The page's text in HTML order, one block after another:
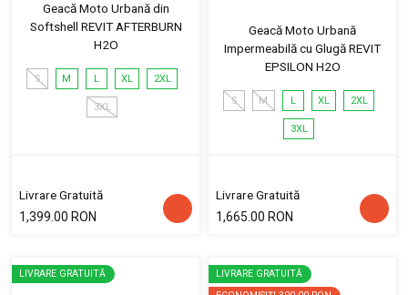
Geacă Moto Urbană din
Softshell REVIT AFTERBURN
H2O
S M L XL 2XL
3XL
Livrare Gratuită
1,399.00 RON
Geacă Moto Urbană
Impermeabilă cu Glugă REVIT
EPSILON H2O
S M L XL 2XL
3XL
Livrare Gratuită
1,665.00 RON
LIVRARE GRATUITĂ
LIVRARE GRATUITĂ